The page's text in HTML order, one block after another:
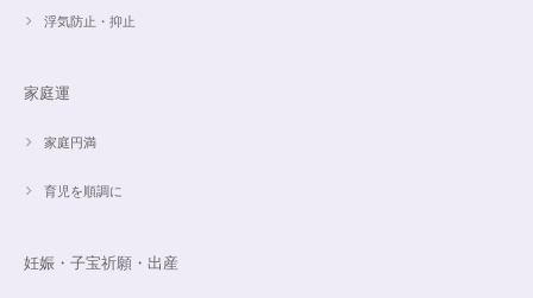
こんばんは。 商品受け取りました。 サイズ調整していただき、画像で見る
浮気防止・抑止
家庭運
家庭円満
育児を順調に
妊娠・子宝祈願・出産